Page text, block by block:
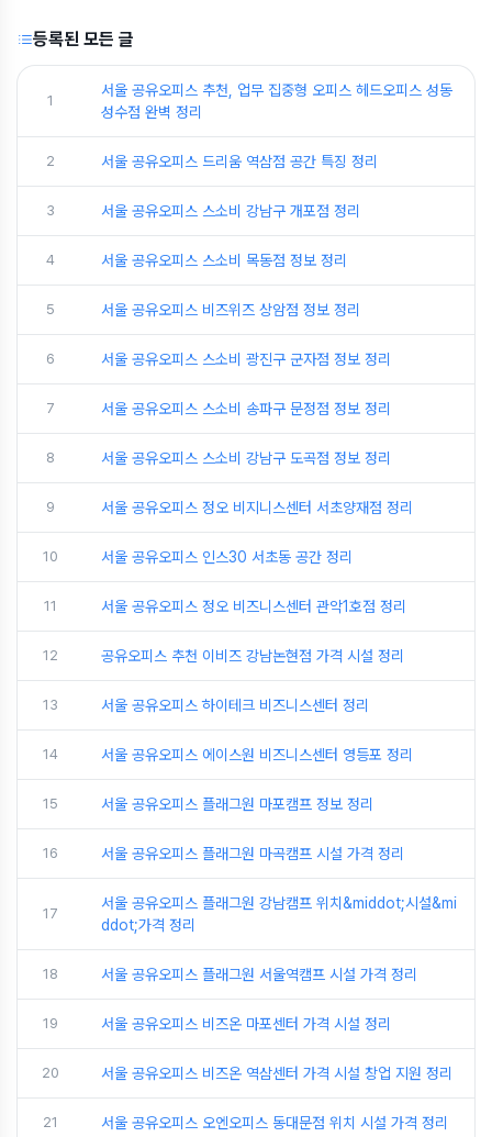
등록된 모든 글
1
서울 공유오피스 추천, 업무 집중형 오피스 헤드오피스 성동
성수점 완벽 정리
2 서울 공유오피스 드리움 역삼점 공간 특징 정리
3 서울 공유오피스 스소비 강남구 개포점 정리
4 서울 공유오피스 스소비 목동점 정보 정리
5 서울 공유오피스 비즈위즈 상암점 정보 정리
6 서울 공유오피스 스소비 광진구 군자점 정보 정리
7 서울 공유오피스 스소비 송파구 문정점 정보 정리
8 서울 공유오피스 스소비 강남구 도곡점 정보 정리
9 서울 공유오피스 정오 비지니스센터 서초양재점 정리
10 서울 공유오피스 인스30 서초동 공간 정리
11 서울 공유오피스 정오 비즈니스센터 관악1호점 정리
12 공유오피스 추천 이비즈 강남논현점 가격 시설 정리
13 서울 공유오피스 하이테크 비즈니스센터 정리
14 서울 공유오피스 에이스원 비즈니스센터 영등포 정리
15 서울 공유오피스 플래그원 마포캠프 정보 정리
16 서울 공유오피스 플래그원 마곡캠프 시설 가격 정리
17
서울 공유오피스 플래그원 강남캠프 위치&middot;시설&mi
ddot;가격 정리
18 서울 공유오피스 플래그원 서울역캠프 시설 가격 정리
19 서울 공유오피스 비즈온 마포센터 가격 시설 정리
20 서울 공유오피스 비즈온 역삼센터 가격 시설 창업 지원 정리
21 서울 공유오피스 오엔오피스 동대문점 위치 시설 가격 정리